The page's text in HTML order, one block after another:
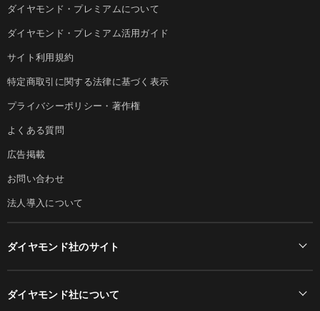
ダイヤモンド・プレミアムについて
ダイヤモンド・プレミアム活用ガイド
サイト利用規約
特定商取引に関する法律に基づく表示
プライバシーポリシー・著作権
よくある質問
広告掲載
お問い合わせ
法人導入について
ダイヤモンド社のサイト
ダイヤモンド社について